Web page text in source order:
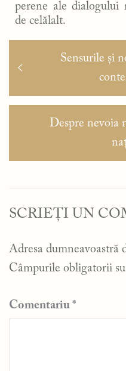
perene ale dialogului
de celălalt.
Navigare
în
Articolul
anterior:
Sensurile și
Articolul
Despre nevoia
SCRIEȚI UN
Adresa dumneavoastră
Câmpurile obligatorii
Comentariu *